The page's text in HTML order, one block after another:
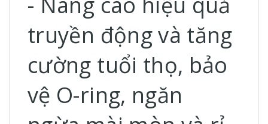
truyền động và tăng
cường tuổi thọ, bảo
vệ O-ring, ngăn